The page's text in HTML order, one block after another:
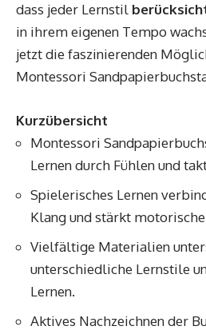
dass jeder Lernstil
in ihrem eigenen Tempo
jetzt die faszinierenden
Montessori
Kurzübersicht
Montessori
Lernen durch Fühlen und
Spielerisches Lernen
Klang und stärkt
Vielfältige Materialien
unterschiedliche Lernstile
Lernen.
Aktives Nachzeichnen der